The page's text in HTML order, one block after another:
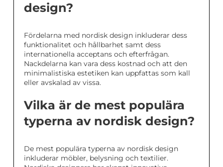
design?
Fördelarna med nordisk design inkluderar dess
funktionalitet och hållbarhet samt dess
internationella acceptans och efterfrågan.
Nackdelarna kan vara dess kostnad och att den
minimalistiska estetiken kan uppfattas som kall
eller avskalad av vissa.
Vilka är de mest populära
typerna av nordisk design?
De mest populära typerna av nordisk design
inkluderar möbler, belysning och textilier.